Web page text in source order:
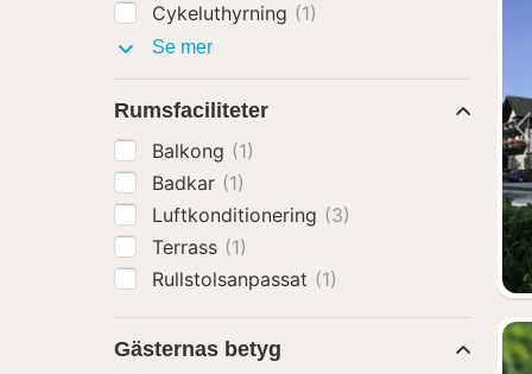
Cykeluthyrning (1)
Se merFaciliteter
Rumsfaciliteter
Balkong (1)
Badkar (1)
Luftkonditionering (3)
Terrass (1)
Rullstolsanpassat (1)
Gästernas betyg